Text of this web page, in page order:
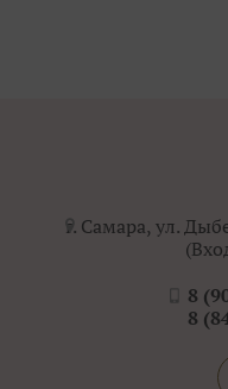
г. Самара, ул.
8
8